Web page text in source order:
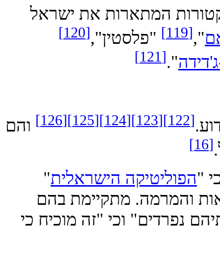
המתארות את ישראל
[119] "פלסטין",[120]
".
[121]
[122]
[123]
[124]
[125]
[126] והם
הפוליטיקה הישראלית"
מתקיימת בהם
וכי "זה מוכיח כי